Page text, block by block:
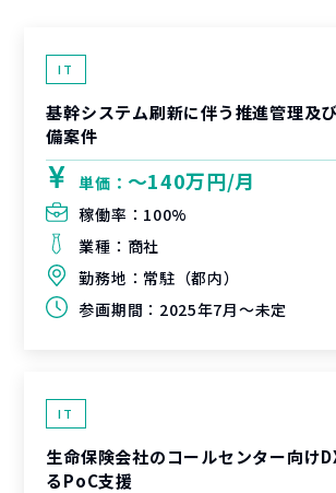
IT
基幹システム刷新に伴う推進管理及
備案件
単価： 〜140万円/月
稼働率： 100%
業種： 商社
勤務地： 常駐（都内）
参画期間： 2025年7月～未定
IT
生命保険会社のコールセンター向け
るPoC支援